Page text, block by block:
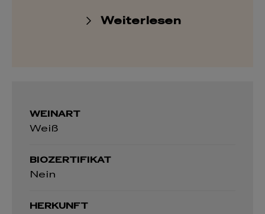
WEINART
Weiß
BIOZERTIFIKAT
Nein
HERKUNFT
Weiterlesen